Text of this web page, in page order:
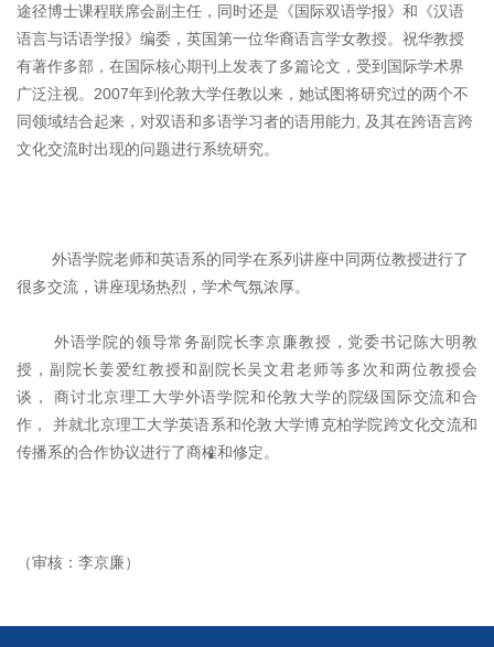
途径博士课程联席会副主任，同时还是《国际双语学报》和《汉语
语言与话语学报》编委，英国第一位华裔语言学女教授。祝华教授
有著作多部，在国际核心期刊上发表了多篇论文，受到国际学术界
广泛注视。2007年到伦敦大学任教以来，她试图将研究过的两个不
同领域结合起来，对双语和多语学习者的语用能力, 及其在跨语言跨
文化交流时出现的问题进行系统研究。
外语学院老师和英语系的同学在系列讲座中同两位教授进行了
很多交流，讲座现场热烈，学术气氛浓厚。
外语学院的领导常务副院长李京廉教授，党委书记陈大明教
授，副院长姜爱红教授和副院长吴文君老师等多次和两位教授会
谈， 商讨北京理工大学外语学院和伦敦大学的院级国际交流和合
作， 并就北京理工大学英语系和伦敦大学博克柏学院跨文化交流和
传播系的合作协议进行了商榷和修定。
（审核：李京廉）